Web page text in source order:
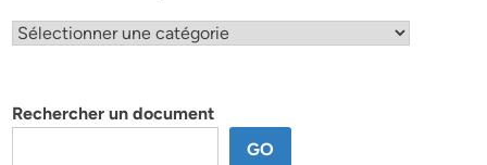
Classification
Rechercher un document
GO